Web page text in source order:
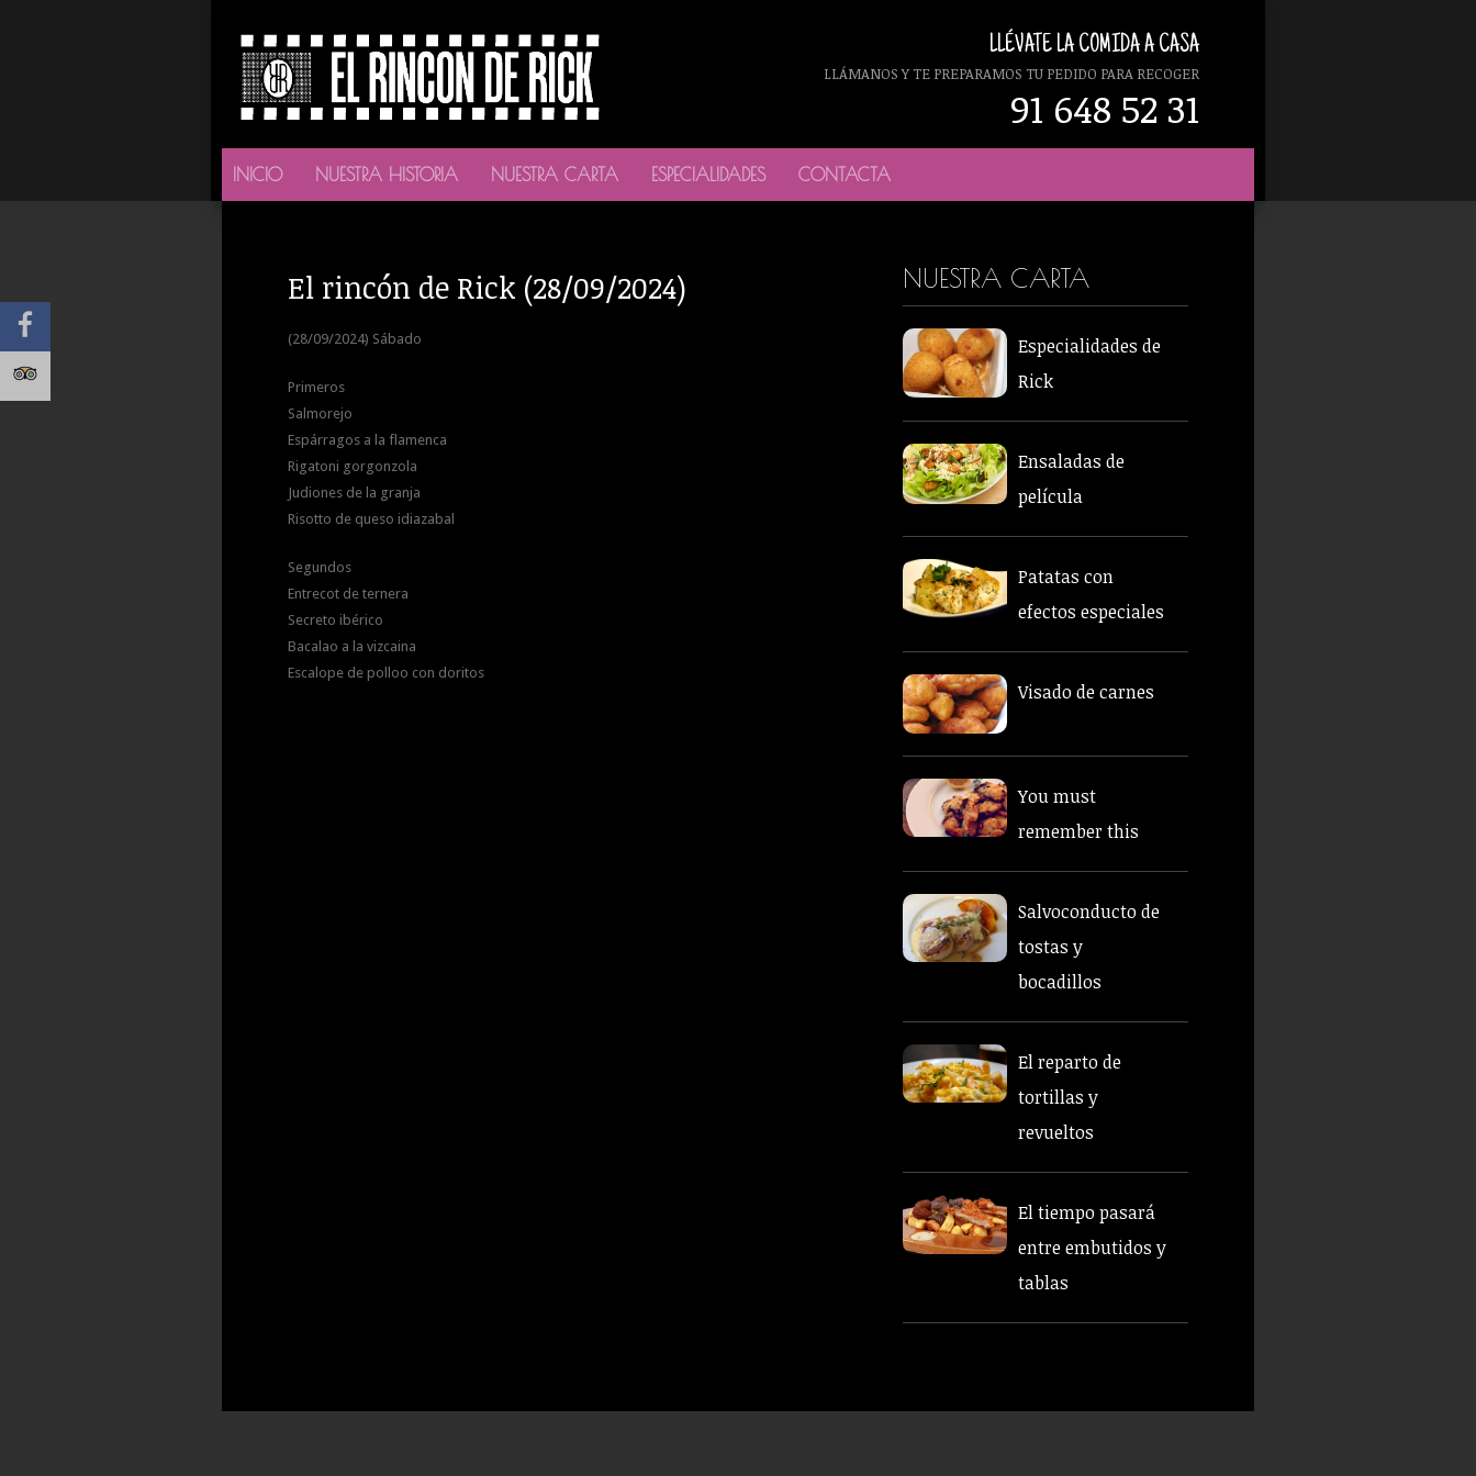
LLÉVATE LA COMIDA A CASA
LLÁMANOS Y TE PREPARAMOS TU PEDIDO PARA RECOGER
91 648 52 31
INICIO NUESTRA HISTORIA NUESTRA CARTA ESPECIALIDADES CONTACTA
El rincón de Rick (28/09/2024)
(28/09/2024) Sábado
Primeros
Salmorejo
Espárragos a la flamenca
Rigatoni gorgonzola
Judiones de la granja
Risotto de queso idiazabal
Segundos
Entrecot de ternera
Secreto ibérico
Bacalao a la vizcaina
Escalope de polloo con doritos
NUESTRA CARTA
Especialidades de
Rick
Ensaladas de
película
Patatas con
efectos especiales
Visado de carnes
You must
remember this
Salvoconducto de
tostas y
bocadillos
El reparto de
tortillas y
revueltos
El tiempo pasará
entre embutidos y
tablas